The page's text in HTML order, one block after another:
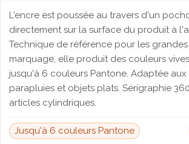
L'encre est poussée au travers d'un
directement sur la surface du produit à
Technique de référence pour les
marquage, elle produit des couleurs
jusqu'à 6 couleurs Pantone. Adaptée aux
parapluies et objets plats. Sérigraphie
articles cylindriques.
Jusqu'à 6 couleurs Pantone